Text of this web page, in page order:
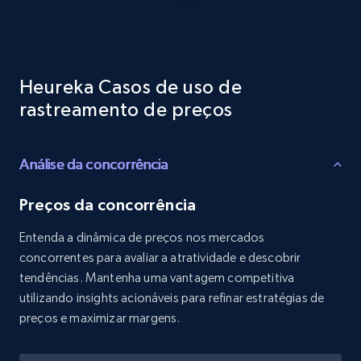
URL, Product id, Listing inventory id, Title, Rating,
price, and more.
1.9K+ 323+ Comece agora
Amazon products search
Heureka Casos de uso de
rastreamento de preços
Análise da concorrência
Preços da concorrência
Entenda a dinâmica de preços nos mercados
concorrentes para avaliar a atratividade e descobrir
tendências. Mantenha uma vantagem competitiva
utilizando insights acionáveis para refinar estratégias de
preços e maximizar margens.